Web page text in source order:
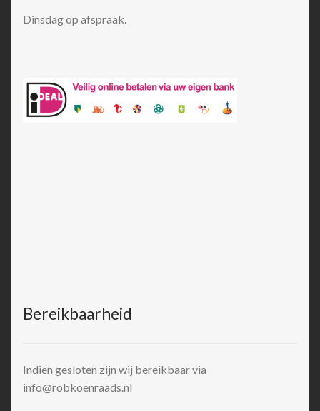
Dinsdag op afspraak.
Bereikbaarheid
Indien gesloten zijn wij bereikbaar via
info@robkoenraads.nl